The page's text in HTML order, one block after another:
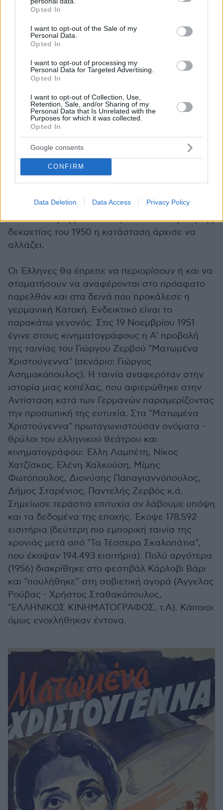
grant or deny consent to Google and its third-party tags to
use your data for below specified purposes in below Google
consent section.
Opted In
I want to opt-out of the Sale of my
Personal Data.
Opted In
I want to opt-out of processing my
Personal Data for Targeted Advertising.
Opted In
I want to opt-out of Collection, Use,
Retention, Sale, and/or Sharing of my
Personal Data that Is Unrelated with the
Purposes for which it was collected.
Opted In
Google consents
CONFIRM
Data Deletion Data Access Privacy Policy
δικαζόταν ξανά για όσα αδικήματα είχε
καταδικαστεί. Το 1948 όμως αποφυλακίστηκε
για λόγους υγείας. Καταδικάστηκε μόνο για
τρία αδικήματα, από τα οκτώ για τα οποία ήταν
κατηγορούμενος. Ο Νεοζηλανδός Ταξίαρχος
Lindsay Inglis (Διοικητής της 4ης
του απάλλαξε τον Στουντέντ από την
κατηγορία για εγκλήματα κατά αμάχων. Ο
Student αποφυλακίστηκε το 1948 για λόγους
υγείας και πέθανε 30 χρόνια αργότερα (1η
Ιουλίου 1978), σε ηλικία 88 ετών! Ήταν αυτός
που διέταξε τις εκτελέσεις αμάχων στον
Αλικιανό και το Κοντομαρί και την ισοπέδωση
αυτά τα εγκλήματα... Ήταν φανερό, ότι ήδη
από τα τέλη της δεκαετίας του 1940 - αρχές της
δεκαετίας του 1950 η κατάσταση άρχισε να
αλλάζει.
Οι Έλληνες θα έπρεπε να περιορίσουν ή και να
σταματήσουν να αναφέρονται στο πρόσφατο
παρελθόν και στα δεινά που προκάλεσε η
γερμανική Κατοχή. Ενδεικτικό είναι το
παρακάτω γεγονός. Στις 19 Νοεμβρίου 1951
έγινε στους κινηματογράφους η Α' προβολή
της ταινίας του Γιώργου Ζερβού "Ματωμένα
Χριστούγεννα" (σενάριο: Γιώργος
Ασημακόπουλος). Η ταινία αναφερόταν στην
ιστορία μιας κοπέλας, που αφιερώθηκε στην
Αντίσταση κατά των Γερμανών παραμερίζοντας
την προσωπική της ευτυχία. Στα "Ματωμένα
Χριστούγεννα" πρωταγωνιστούσαν ονόματα -
θρύλοι του ελληνικού θεάτρου και
κινηματογράφου: Έλλη Λαμπέτη, Νίκος
Χατζίσκος, Ελένη Χαλκούση, Μίμης
Φωτόπουλος, Διονύσης Παπαγιαννόπουλος,
Δήμος Σταρένιος, Παντελής Ζερβός κ.ά.
Σημείωσε τεράστια επιτυχία αν λάβουμε υπόψη
και τα δεδομένα της εποχής. Έκοψε 178.592
εισιτήρια (δεύτερη πιο εμπορική ταινία της
χρονιάς μετά από "Τα Τέσσερα Σκαλοπάτια",
που έκοψαν 194.493 εισιτήρια). Πολύ αργότερα
(1956) διακρίθηκε στο φεστιβάλ Κάρλοβι Βάρι
και "πουλήθηκε" στη σοβιετική αγορά (Άγγελος
Ρούβας - Χρήστος Σταθακόπουλος,
"ΕΛΛΗΝΙΚΟΣ ΚΙΝΗΜΑΤΟΓΡΑΦΟΣ, τ.Α). Κάποιοι
όμως ενοχλήθηκαν έντονα.